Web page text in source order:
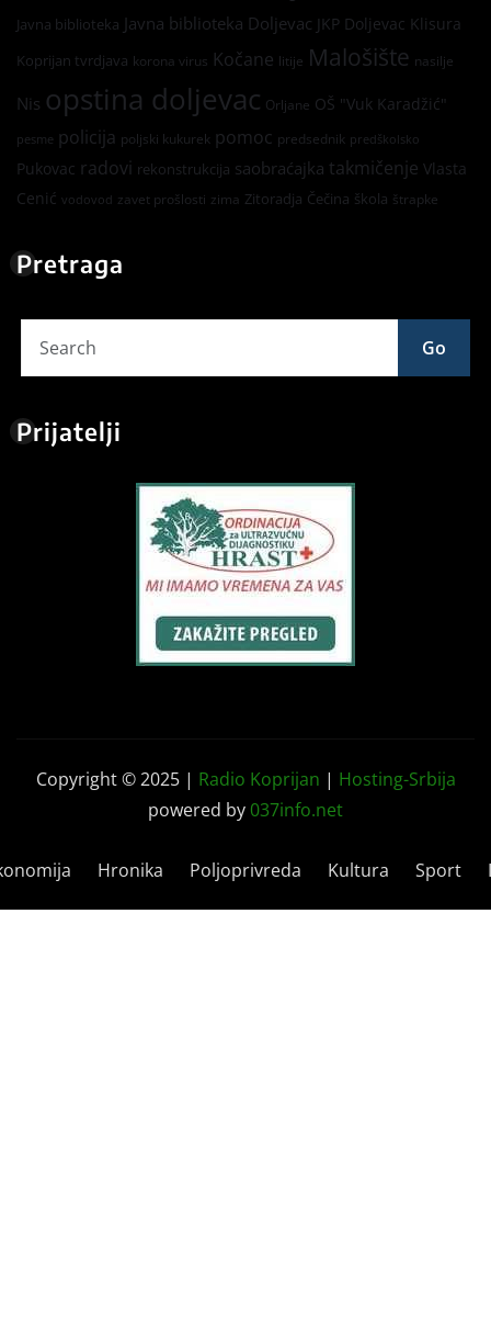
Javna biblioteka Javna biblioteka Doljevac JKP Doljevac Klisura
Koprijan tvrdjava korona virus Kočane litije Malošište nasilje
Nis opstina doljevac Orljane OŠ "Vuk Karadžić"
pesme policija poljski kukurek pomoc predsednik predškolsko
Pukovac radovi rekonstrukcija saobraćajka takmičenje Vlasta
Cenić vodovod zavet prošlosti zima Zitoradja Čečina škola štrapke
Pretraga
Go
Prijatelji
Copyright © 2025 | Radio Koprijan | Hosting-Srbija
powered by 037info.net
Hronika Poljoprivreda Kultura Sport